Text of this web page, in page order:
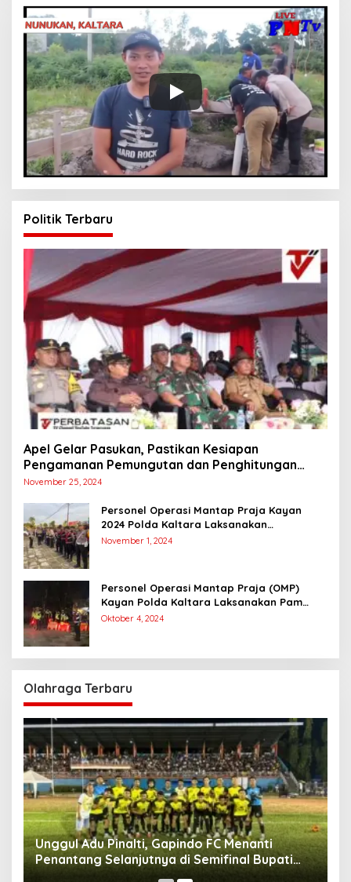
Politik Terbaru
Apel Gelar Pasukan, Pastikan Kesiapan
Pengamanan Pemungutan dan Penghitungan
Suara
November 25, 2024
Personel Operasi Mantap Praja Kayan
2024 Polda Kaltara Laksanakan
Pengamanan Simulasi Pemungutan dan
November 1, 2024
Personel Operasi Mantap Praja (OMP)
Kayan Polda Kaltara Laksanakan Pam
Kampanye Paslon Gubernur dan Wakil
Oktober 4, 2024
Olahraga Terbaru
Unggul Adu Pinalti, Gapindo FC Menanti
Penantang Selanjutnya di Semifinal Bupati
Cup 2024